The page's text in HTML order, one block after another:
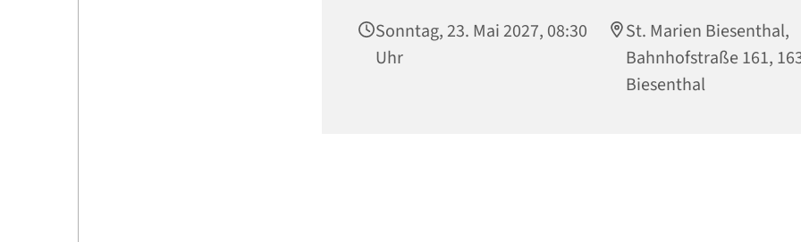
Sonntag, 23. Mai 2027, 08:30
Uhr
St. Marien Biesenthal,
Bahnhofstraße 161,
Biesenthal